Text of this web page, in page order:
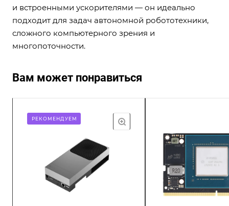
и встроенными ускорителями — он идеально
подходит для задач автономной робототехники,
сложного компьютерного зрения и
многопоточности.
Вам может понравиться
РЕКОМЕНДУЕМ